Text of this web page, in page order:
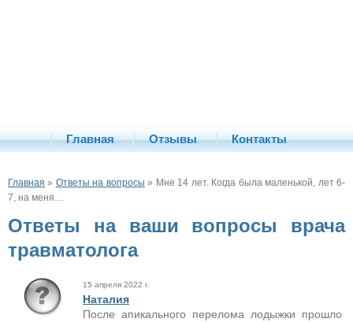
Главная Отзывы Контакты
Главная » Ответы на вопросы » Мне 14 лет. Когда была маленькой, лет 6-
7, на меня…
Ответы на ваши вопросы врача
травматолога
15 апреля 2022 г.
Наталия
После апикального перелома лодыжки прошло